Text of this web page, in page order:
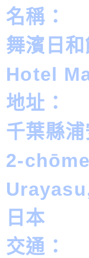
名稱：
舞濱日
Hotel
地址：
千葉縣
2-
日本
交通：